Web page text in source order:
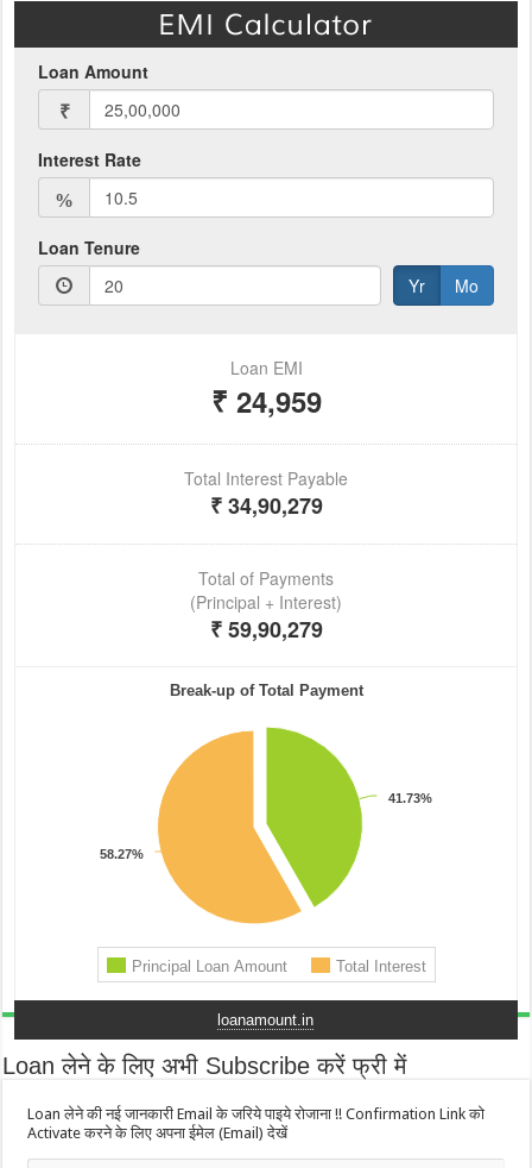
loanamount.in
Loan लेने के लिए अभी Subscribe करें फ्री में
Loan लेने की नई जानकारी Email के जरिये पाइये रोजाना !! Confirmation Link को
Activate करने के लिए अपना ईमेल (Email) देखें